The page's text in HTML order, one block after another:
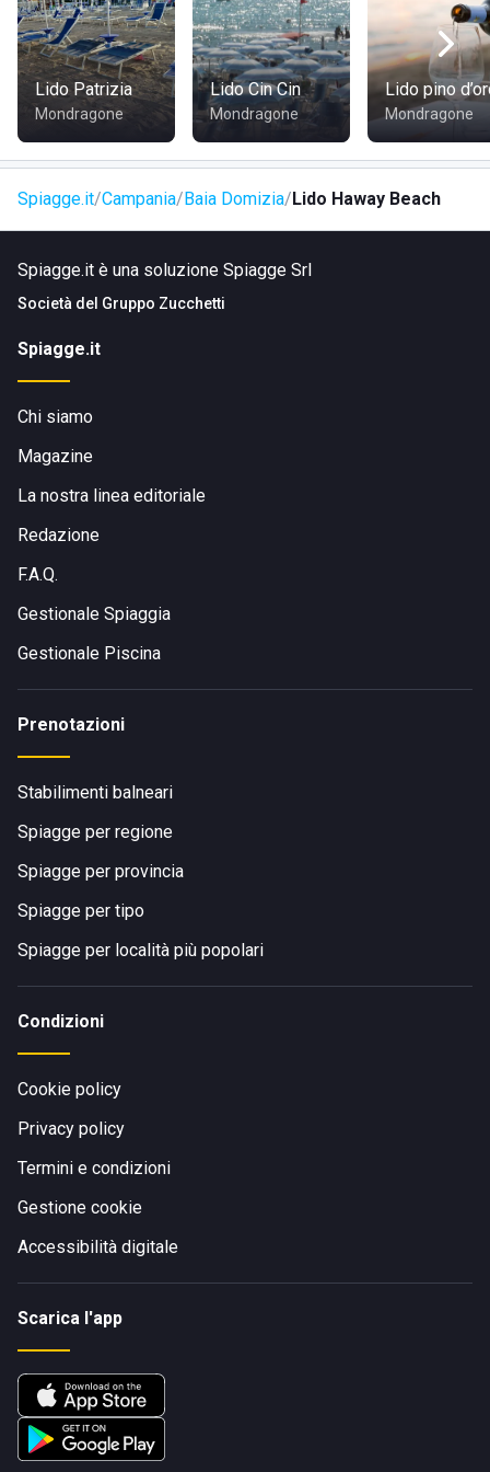
pubblici: puoi arrivare nella zona di Cellole o Baia Domizia
con i collegamenti disponibili e proseguire poi verso Via
dell'Erica con linee locali, taxi o servizi privati. A piedi: se ti
trovi già nella zona di Baia Domizia Sud, la struttura è
raggiungibile seguendo Via dell'Erica e le indicazioni locali
verso la spiaggia.
Lido Patrizia
Mondragone
Lido Cin Cin
Mondragone
Lido pino
Mondragone
Spiagge.it Campania Baia Domizia Lido Haway Beach
Spiagge.it è una soluzione Spiagge Srl
Società del Gruppo Zucchetti
Spiagge.it
Chi siamo
Magazine
La nostra linea editoriale
Redazione
F.A.Q.
Gestionale Spiaggia
Gestionale Piscina
Prenotazioni
Stabilimenti balneari
Spiagge per regione
Spiagge per provincia
Spiagge per tipo
Spiagge per località più popolari
Condizioni
Cookie policy
Privacy policy
Termini e condizioni
Gestione cookie
Accessibilità digitale
Scarica l'app